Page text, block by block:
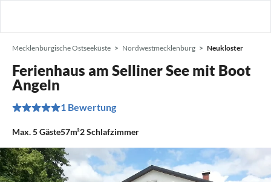
Mecklenburgische Ostseeküste Nordwestmecklenburg Neukloster
Ferienhaus am Selliner See mit Boot
Angeln
1 Bewertung
Max.5Gäste57m²2Schlafzimmer